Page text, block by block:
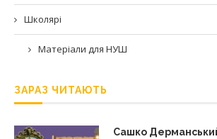
Школярі
Матеріали для НУШ
ЗАРАЗ ЧИТАЮТЬ
Сашко